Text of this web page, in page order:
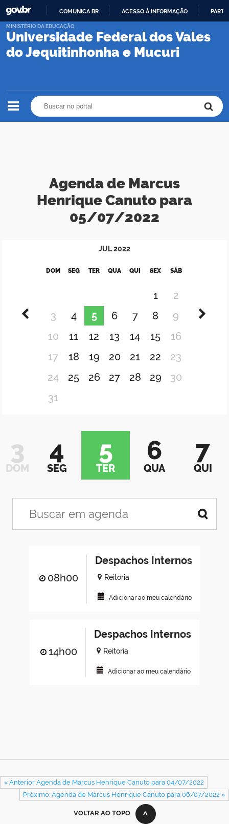
PARA
CONTEÚDO
COMUNICA BR ACESSO À INFORMAÇÃO
Universidade Federal dos Vales
do Jequitinhonha e Mucuri
MINISTÉRIO DA EDUCAÇÃO
Agenda de Marcus
Henrique Canuto para
05/07/2022
JUL2022
DOM SEG TER QUA QUI SEX SÁB
1
2
3
4 5 6 7 8
9
10
11 12 13 14 15
16
17
18 19 20 21 22
23
24
25 26 27 28 29
30
31
3
DOM
4
SEG
5
TER
6
QUA
7
QUI
08h00
Despachos Internos
Reitoria
Adicionar ao meu calendário
14h00
Despachos Internos
Reitoria
Adicionar ao meu calendário
« Anterior Agenda de Marcus Henrique Canuto para 04/07/2022
Próximo: Agenda de Marcus Henrique Canuto para 06/07/2022 »
VOLTAR AO TOPO